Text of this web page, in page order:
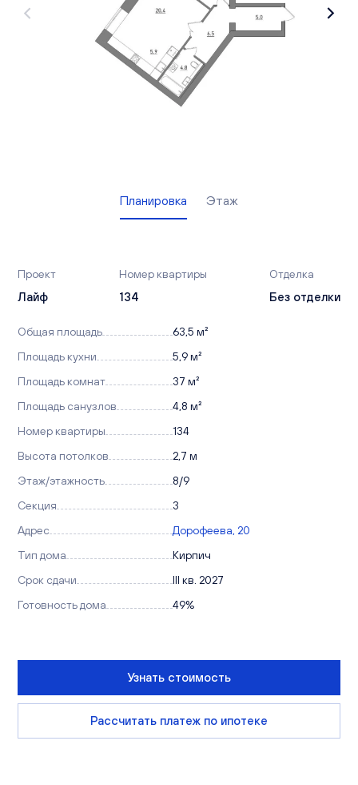
Вакансии
Офисы продаж
Планировка Этаж
Проект
Лайф
Номер квартиры
134
Отделка
Без отделки
Общая площадь
63,5 м²
Площадь кухни
5,9 м²
Площадь комнат
37 м²
Площадь санузлов
4,8 м²
Номер квартиры
134
Высота потолков
2,7 м
Этаж/этажность
8/9
Секция
3
Адрес
Дорофеева, 20
Тип дома
Кирпич
Срок сдачи
III кв. 2027
Готовность дома
49%
Узнать стоимость
Рассчитать платеж по ипотеке